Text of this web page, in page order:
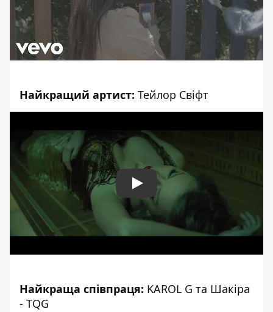
Найкращий артист: Тейлор Свіфт
Play
Найкраща співпраця: KAROL G та Шакіра
- TQG